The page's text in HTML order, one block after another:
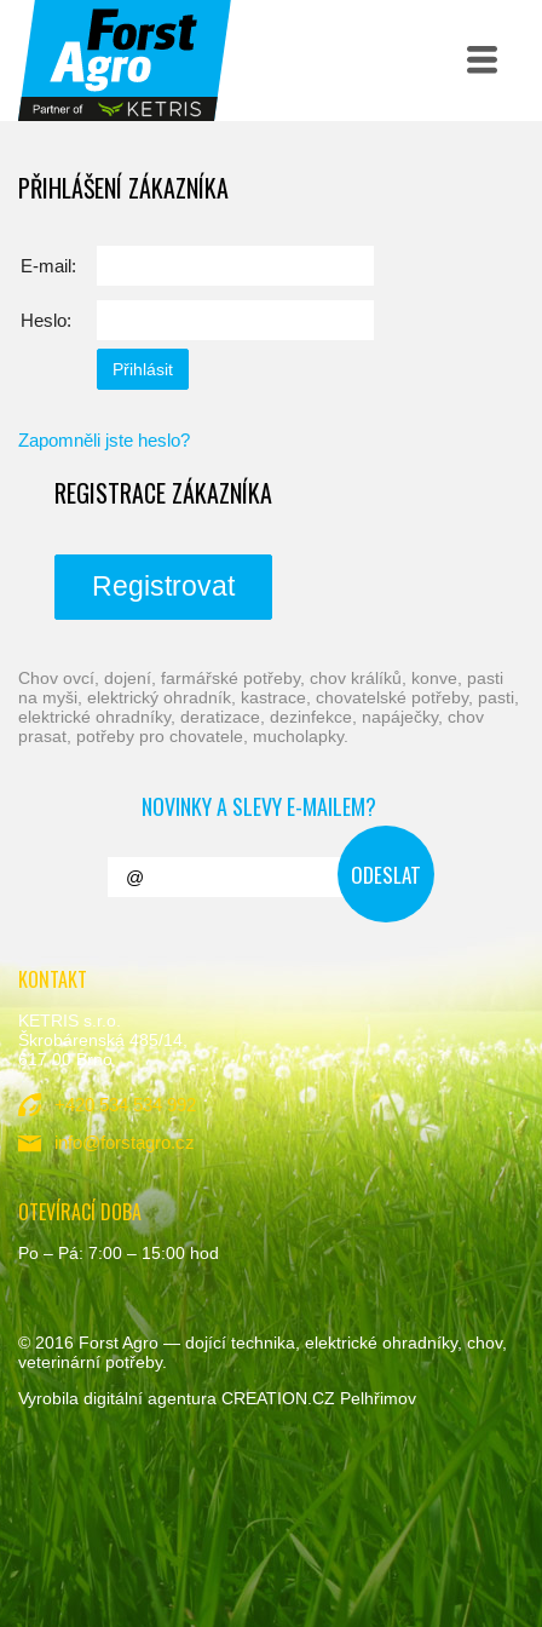
PŘIHLÁŠENÍ ZÁKAZNÍKA
E-mail:
Heslo:
Zapomněli jste heslo?
REGISTRACE ZÁKAZNÍKA
Registrovat
chov ovcí, dojení, farmářské potřeby, chov králíků, konve, pasti
na myši, elektrický ohradník, kastrace, chovatelské potřeby, pasti,
elektrické ohradníky, deratizace, dezinfekce, napáječky, chov
prasat, potřeby pro chovatele, mucholapky.
NOVINKY A SLEVY E-MAILEM?
KONTAKT
KETRIS s.r.o.
Škrobárenská 485/14,
617 00 Brno
+420 534 534 992
info@forstagro.cz
OTEVÍRACÍ DOBA
Po – Pá: 7:00 – 15:00 hod
© 2016Forst Agro— dojící technika, elektrické ohradníky, chov,
veterinární potřeby.
Vyrobila digitální agentura CREATION.CZ Pelhřimov